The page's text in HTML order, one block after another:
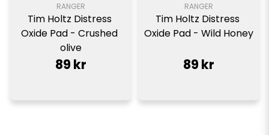
RANGER
Tim Holtz Distress
Oxide Pad - Crushed
olive
89 kr
RANGER
Tim Holtz Distress
Oxide Pad - Wild Honey
89 kr